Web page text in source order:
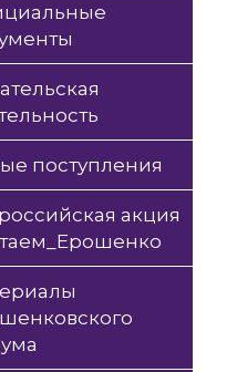
поступления
акция